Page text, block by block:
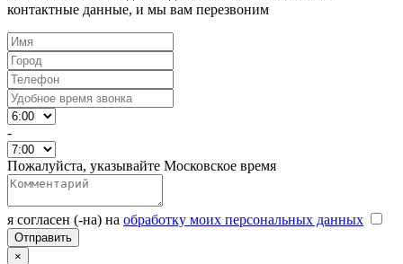
контактные данные, и мы вам перезвоним
-
Пожалуйста, указывайте Московское время
я согласен (-на) на обработку моих персональных данных
×